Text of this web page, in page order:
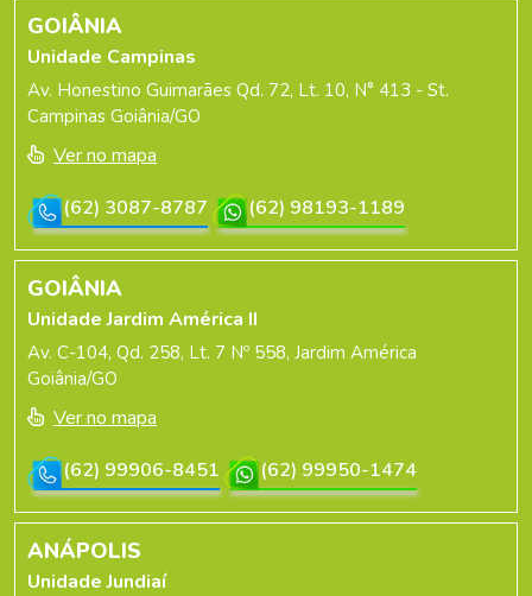
GOIÂNIA
Unidade Campinas
Av. Honestino Guimarães Qd. 72, Lt. 10, N° 413 - St.
Campinas Goiânia/GO
Ver no mapa
(62) 3087-8787
(62) 98193-1189
GOIÂNIA
Unidade Jardim América II
Av. C-104, Qd. 258, Lt. 7 Nº 558, Jardim América
Goiânia/GO
Ver no mapa
(62) 99906-8451
(62) 99950-1474
ANÁPOLIS
Unidade Jundiaí